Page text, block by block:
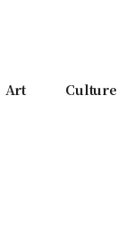
Art Culture